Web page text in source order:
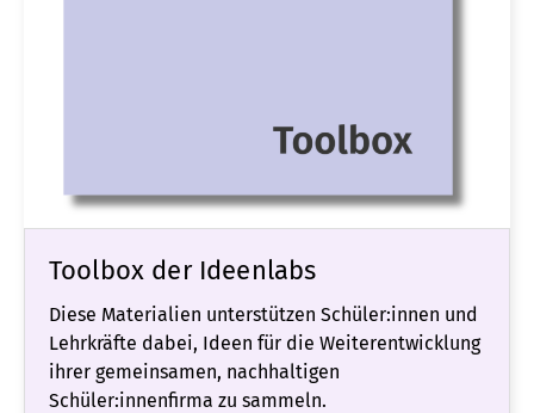
Toolbox der Ideenlabs
Diese Materialien unterstützen Schüler:innen und
Lehrkräfte dabei, Ideen für die Weiterentwicklung
ihrer gemeinsamen, nachhaltigen
Schüler:innenfirma zu sammeln.